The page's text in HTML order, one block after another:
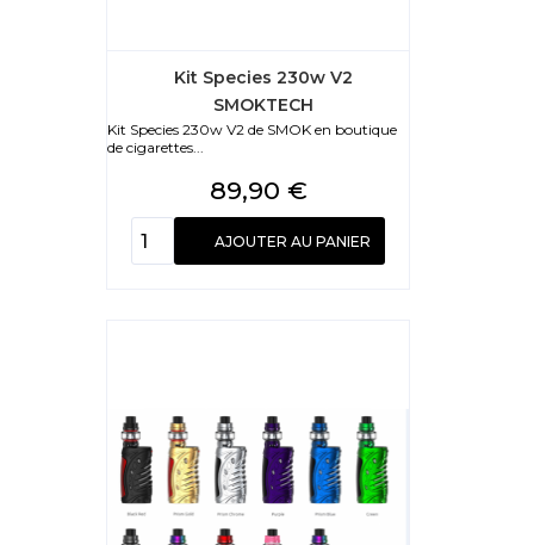
Kit Species 230w V2
SMOKTECH
Kit Species 230w V2 de SMOK en boutique
de cigarettes...
Prix
89,90 €
AJOUTER AU PANIER